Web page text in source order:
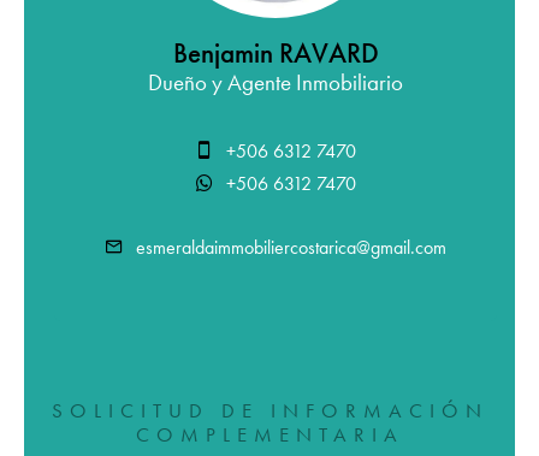
Benjamin RAVARD
Dueño y Agente Inmobiliario
+506 6312 7470
+506 6312 7470
esmeraldaimmobiliercostarica@gmail.com
SOLICITUD DE INFORMACIÓN
COMPLEMENTARIA